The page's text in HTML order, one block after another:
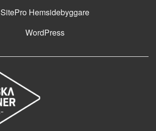
SitePro Hemsidebyggare
WordPress